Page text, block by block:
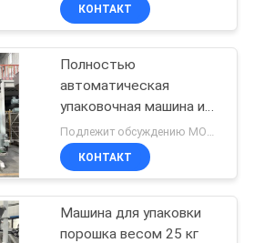
скрининга
выполнения подачи,
мешка, выгрузки и
запайки
КОНТАКТ
Полностью
автоматическая
упаковочная машина из
нержавеющей стали
304 с системой
управления ПЛК для
весом 5-50 кг
КОНТАКТ
Машина для упаковки
порошка весом 25 кг